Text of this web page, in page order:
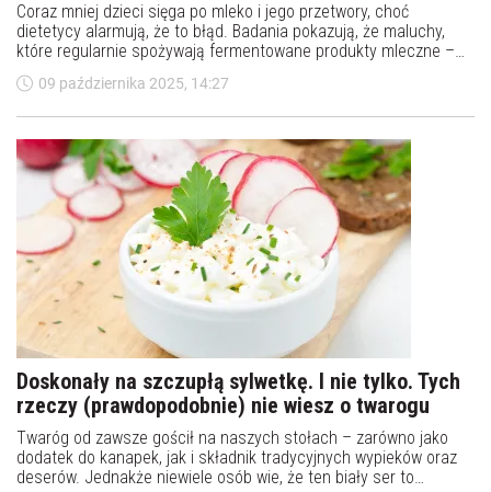
Coraz mniej dzieci sięga po mleko i jego przetwory, choć
dietetycy alarmują, że to błąd. Badania pokazują, że maluchy,
które regularnie spożywają fermentowane produkty mleczne –
takie jak jogurty czy kefiry – rzadziej cierpią na nadwagę, mają
zdrowsze kości, lepszy sen i mniejsze ryzyko cukrzycy. Eksperci
09 października 2025, 14:27
Doskonały na szczupłą sylwetkę. I nie tylko. Tych
rzeczy (prawdopodobnie) nie wiesz o twarogu
Twaróg od zawsze gościł na naszych stołach – zarówno jako
dodatek do kanapek, jak i składnik tradycyjnych wypieków oraz
deserów. Jednakże niewiele osób wie, że ten biały ser to